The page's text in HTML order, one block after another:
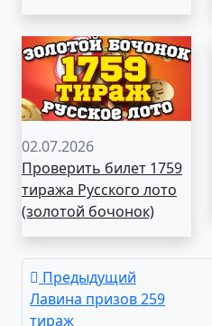
02.07.2026
Проверить билет 1759
тиража Русского лото
(золотой бочонок)
Предыдущий
Лавина призов 259
тираж